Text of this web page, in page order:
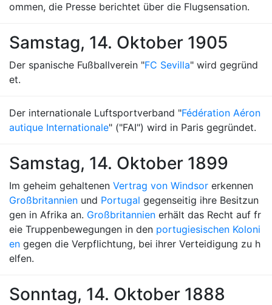
ommen, die Presse berichtet über die Flugsensation.
Samstag, 14. Oktober 1905
Der spanische Fußballverein "FC Sevilla" wird gegründ
et.
Der internationale Luftsportverband "Fédération Aéron
autique Internationale" ("FAI") wird in Paris gegründet.
Samstag, 14. Oktober 1899
Im geheim gehaltenen Vertrag von Windsor erkennen
Großbritannien und Portugal gegenseitig ihre Besitzun
gen in Afrika an. Großbritannien erhält das Recht auf fr
eie Truppenbewegungen in den portugiesischen Koloni
en gegen die Verpflichtung, bei ihrer Verteidigung zu h
elfen.
Sonntag, 14. Oktober 1888